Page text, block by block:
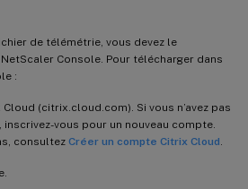
de télémétrie, vous devez le
Console. Pour télécharger dans
:
(citrix.cloud.com). Si vous n’avez pas
vous pour un nouveau compte.
consultez Créer un compte Citrix Cloud